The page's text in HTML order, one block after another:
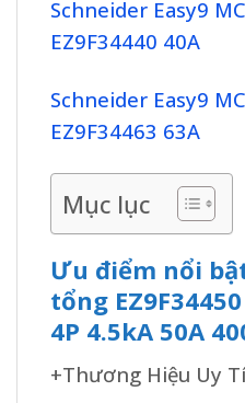
Schneider Easy9
EZ9F34440 40A
Schneider Easy9
EZ9F34463 63A
Mục lục
Ưu điểm nổi
tổng
4P 4.5kA 50A
+Thương Hiệu Uy